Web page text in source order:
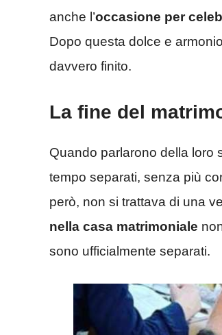
anche l’occasione per
Dopo questa dolce e
davvero finito.
La fine del
Quando parlarono della loro
tempo separati, senza più
però, non si trattava di una
nella casa matrimoniale
sono ufficialmente separati.